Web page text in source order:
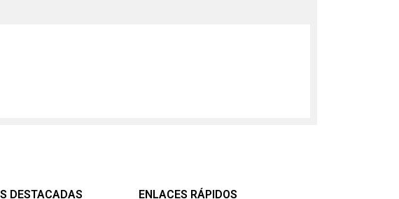
DESTACADAS ENLACES RÁPIDOS